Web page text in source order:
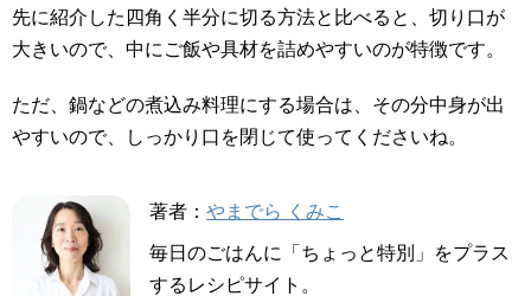
先に紹介した四角く半分に切る方法と比べると、切り口が
大きいので、中にご飯や具材を詰めやすいのが特徴です。
ただ、鍋などの煮込み料理にする場合は、その分中身が出
やすいので、しっかり口を閉じて使ってくださいね。
著者： やまでら くみこ
毎日のごはんに「ちょっと特別」をプラス
するレシピサイト。